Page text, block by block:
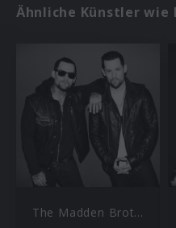
Ähnliche Künstler wie
The Madden Brothers